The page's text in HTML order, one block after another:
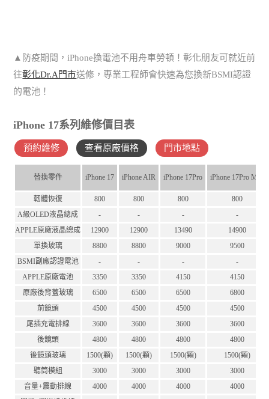
▲防疫期間，iPhone換電池不用舟車勞頓！彰化朋友可就近前
往彰化Dr.A門市送修，專業工程師會快速為您換新BSMI認證
的電池！
iPhone 17系列維修價目表
預約維修 查看原廠價格 門市地點
替換零件 iPhone 17 iPhone AIR iPhone 17Pro iPhone 17Pro Max
軔體恢復 800 800 800
800
A級OLED液晶總成
- - -
-
APPLE原廠液晶總成
12900 12900 13490
14900
單換玻璃
8800 8800 9000
9500
BSMI副廠認證電池
- - -
-
APPLE原廠電池
3350 3350 4150
4150
原廠後背蓋玻璃
6500 6500 6500
6800
前鏡頭
4500 4500 4500
4500
尾插充電排線
3600 3600 3600
3600
後鏡頭
4800 4800 4800
4800
後鏡頭玻璃
1500(顆) 1500(顆) 1500(顆)
1500(顆)
聽筒模組
3000 3000 3000
3000
音量+震動排線
4000 4000 4000
4000